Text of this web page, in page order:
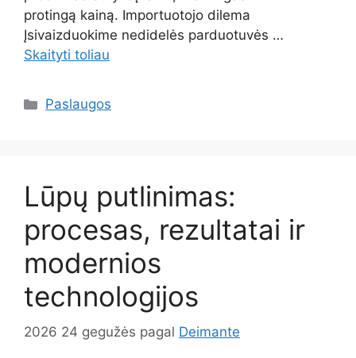
protingą kainą. Importuotojo dilema
Įsivaizduokime nedidelės parduotuvės …
Skaityti toliau
Kategorijos
Paslaugos
Lūpų putlinimas:
procesas, rezultatai ir
modernios
technologijos
2026 24 gegužės pagal Deimante